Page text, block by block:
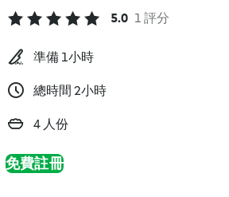
5.0 1 評分
準備 1小時
總時間 2小時
4 人份
免費註冊